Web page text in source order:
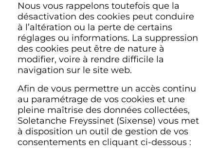
Nous vous rappelons toutefois que la
désactivation des cookies peut conduire
à l’altération ou la perte de certains
réglages ou informations. La suppression
des cookies peut être de nature à
modifier, voire à rendre difficile la
navigation sur le site web.
Afin de vous permettre un accès continu
au paramétrage de vos cookies et une
pleine maîtrise des données collectées,
Soletanche Freyssinet (Sixense) vous met
à disposition un outil de gestion de vos
consentements en cliquant ci-dessous :